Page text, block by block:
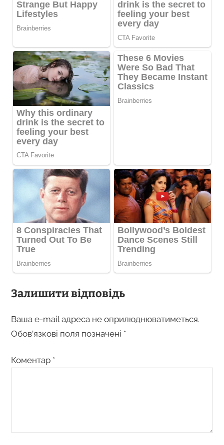
Залишити відповідь
Ваша e-mail адреса не оприлюднюватиметься.
Обов’язкові поля позначені *
Коментар *